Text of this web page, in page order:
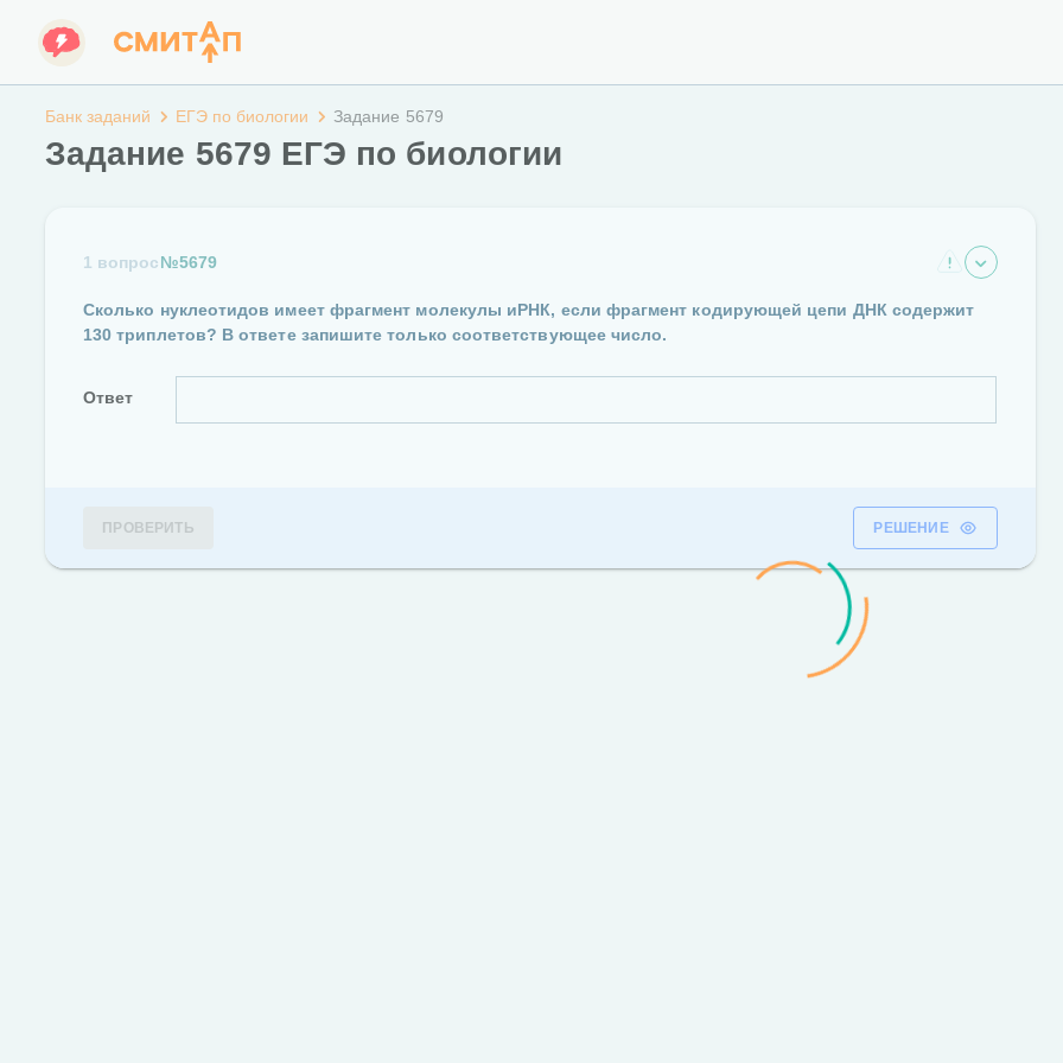
Банк заданий ЕГЭ по биологии Задание 5679
Задание 5679 ЕГЭ по биологии
1 вопрос№5679
Сколько нуклеотидов имеет фрагмент молекулы иРНК, если фрагмент кодирующей цепи ДНК содержит
130 триплетов? В ответе запишите только соответствующее число.
Ответ
ПРОВЕРИТЬ РЕШЕНИЕ